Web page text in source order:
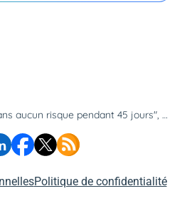
"Essayez sans aucun risque pendant 45 jours", ce VPN en promo pour le Black Friday a plus d'un argument !
Politique de confidentialité